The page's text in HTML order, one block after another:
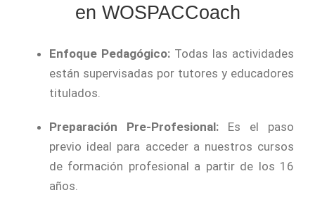
en WOSPACCoach
Enfoque Pedagógico: Todas las actividades
están supervisadas por tutores y educadores
titulados.
Preparación Pre-Profesional: Es el paso
previo ideal para acceder a nuestros cursos
de formación profesional a partir de los 16
años.